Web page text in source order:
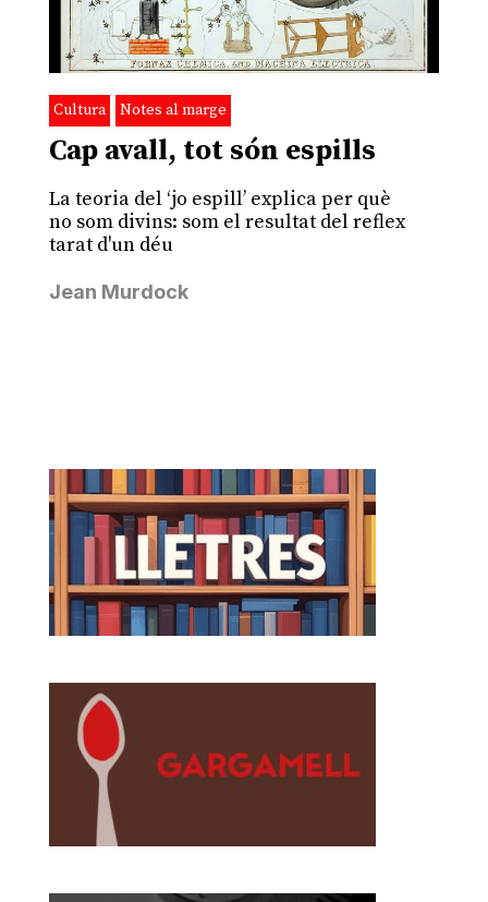
Cultura Notes al marge
Cap avall, tot són espills
La teoria del ‘jo espill’ explica per què
no som divins: som el resultat del reflex
tarat d'un déu
Jean Murdock